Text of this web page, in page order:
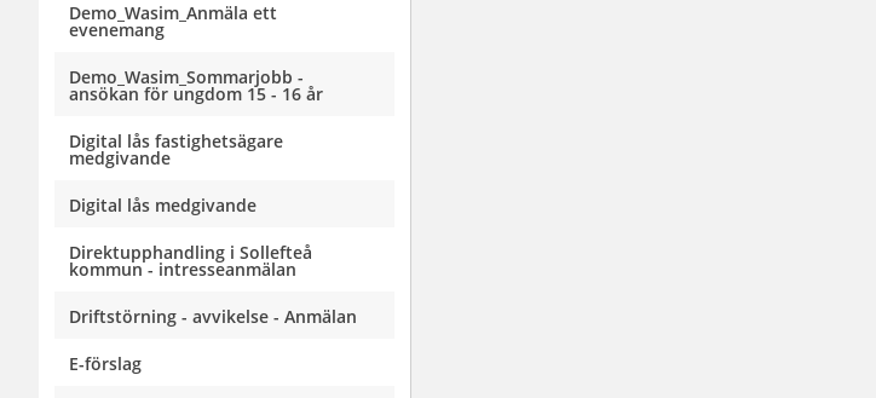
Demo_Wasim_Anmäla ett
evenemang
Demo_Wasim_Sommarjobb -
ansökan för ungdom 15 - 16 år
Digital lås fastighetsägare
medgivande
Digital lås medgivande
Direktupphandling i Sollefteå
kommun - intresseanmälan
Driftstörning - avvikelse - Anmälan
E-förslag